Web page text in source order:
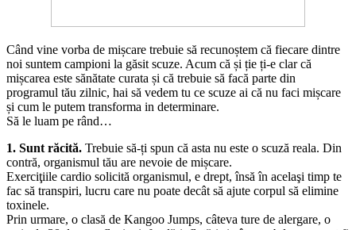
Când vine vorba de mișcare trebuie să recunoștem că fiecare dintre
noi suntem campioni la găsit scuze. Acum că și ție ți-e clar că
mișcarea este sănătate curata și că trebuie să facă parte din
programul tău zilnic, hai să vedem tu ce scuze ai că nu faci mișcare
și cum le putem transforma in determinare.
Să le luam pe rând…
1. Sunt răcită. Trebuie să-ți spun că asta nu este o scuză reala. Din
contră, organismul tău are nevoie de mișcare.
Exerciţiile cardio solicită organismul, e drept, însă în acelaşi timp te
fac să transpiri, lucru care nu poate decât să ajute corpul să elimine
toxinele.
Prin urmare, o clasă de Kangoo Jumps, câteva ture de alergare, o